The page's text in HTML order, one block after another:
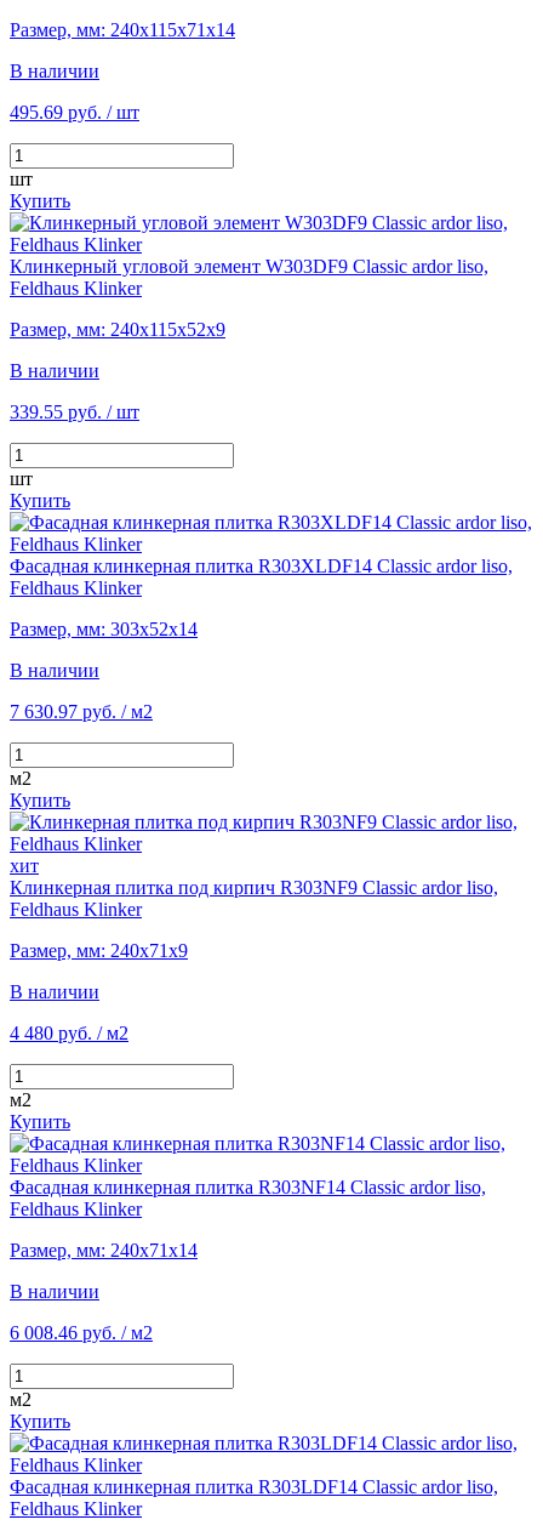
Размер, мм: 240х115х71х14
В наличии
495.69 руб. / шт
шт
Купить
Клинкерный угловой элемент W303DF9 Classic ardor liso,
Feldhaus Klinker
Размер, мм: 240х115х52х9
В наличии
339.55 руб. / шт
шт
Купить
Фасадная клинкерная плитка R303XLDF14 Classic ardor liso,
Feldhaus Klinker
Размер, мм: 303х52х14
В наличии
7 630.97 руб. / м2
м2
Купить
хит
Клинкерная плитка под кирпич R303NF9 Classic ardor liso,
Feldhaus Klinker
Размер, мм: 240х71х9
В наличии
4 480 руб. / м2
м2
Купить
Фасадная клинкерная плитка R303NF14 Classic ardor liso,
Feldhaus Klinker
Размер, мм: 240х71х14
В наличии
6 008.46 руб. / м2
м2
Купить
Фасадная клинкерная плитка R303LDF14 Classic ardor liso,
Feldhaus Klinker